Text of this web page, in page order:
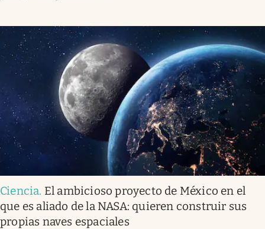
Ciencia. El ambicioso proyecto de México en el
que es aliado de la NASA: quieren construir sus
propias naves espaciales